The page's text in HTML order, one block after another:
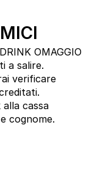
OMAGGIO
a salire.
verificare
cassa
cognome.